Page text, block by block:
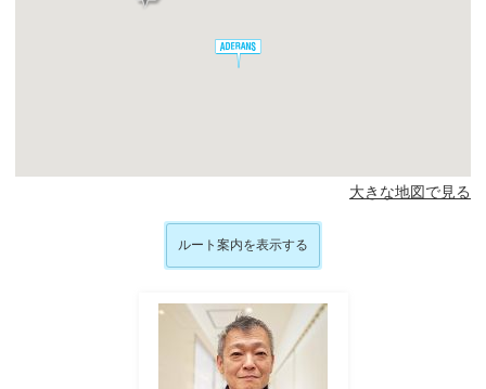
大きな地図で見る
ルート案内を表示する